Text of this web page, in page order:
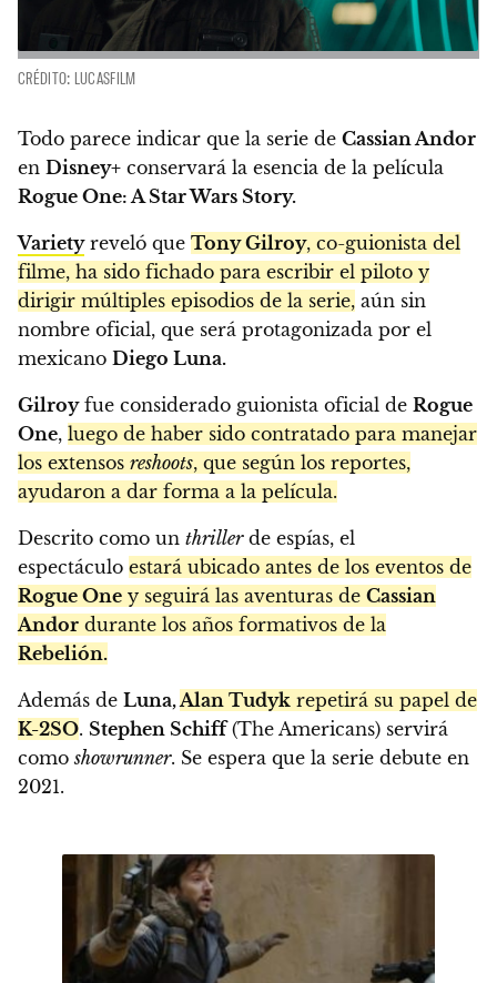
CRÉDITO: LUCASFILM
Todo parece indicar que la serie de Cassian Andor
en Disney+ conservará la esencia de la película
Rogue One: A Star Wars Story.
Varietyreveló que Tony Gilroy, co-guionista del
filme, ha sido fichado para escribir el piloto y
dirigir múltiples episodios de la serie, aún sin
nombre oficial, que será protagonizada por el
mexicano Diego Luna.
Gilroyfue considerado guionista oficial de Rogue
One, luego de haber sido contratado para manejar
los extensos reshoots, que según los reportes,
ayudaron a dar forma a la película.
Descrito como un thrillerde espías, el
espectáculo estará ubicado antes de los eventos de
Rogue One y seguirá las aventuras de Cassian
Andor durante los años formativos de la
Rebelión.
Además de Luna,Alan Tudyk repetirá su papel de
K-2SO. Stephen Schiff(The Americans) servirá
comoshowrunner. Se espera que la serie debute en
2021.